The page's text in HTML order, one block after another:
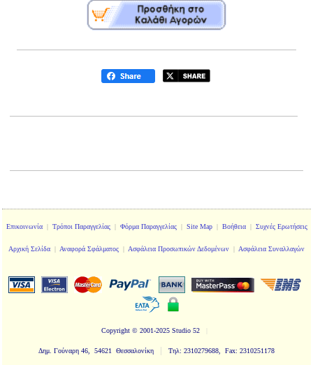
Επικοινωνία| Τρόποι Παραγγελίας| Φόρμα Παραγγελίας| Site Map| Βοήθεια| Συχνές Ερωτήσεις
Αρχική Σελίδα | Αναφορά Σφάλματος | Ασφάλεια Προσωπικών Δεδομένων | Ασφάλεια Συναλλαγών
Copyright © 2001-2025 Studio 52
Δημ. Γούναρη 46, 54621 Θεσσαλονίκη | Τηλ: 2310279688, Fax: 2310251178